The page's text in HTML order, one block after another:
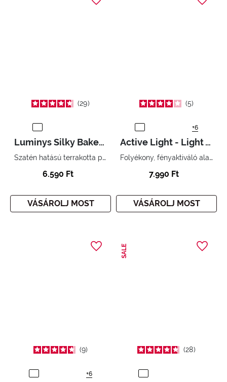
29
Luminys Silky Baked Face Powder
Szatén hatású terrakotta púder
6.590 Ft
VÁSÁROLJ MOST
5
+6
Active Light - Light Activating Foundation
Folyékony, fényaktiváló alapozó. Tökéletes és ragyogó bőr.
7.990 Ft
VÁSÁROLJ MOST
9
+6
SALE
28